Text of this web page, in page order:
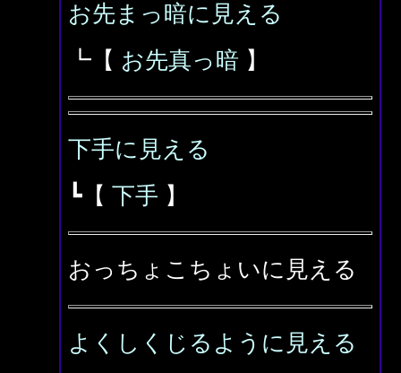
お先まっ暗に見える
┗【 お先真っ暗 】
下手に見える
┗【 下手 】
おっちょこちょいに見える
よくしくじるように見える